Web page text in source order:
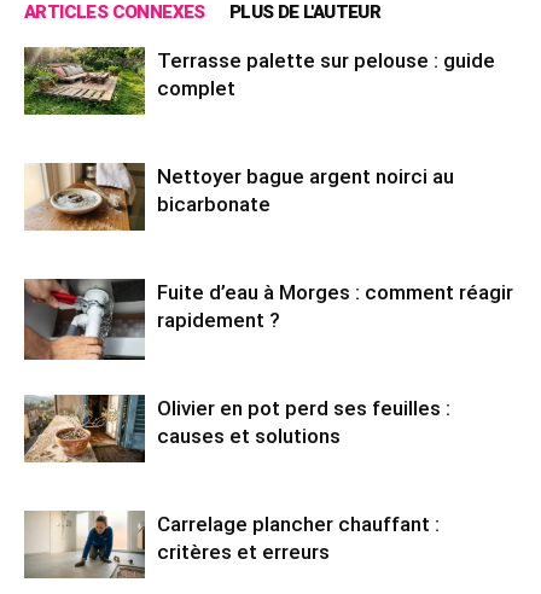
ARTICLES CONNEXES PLUS DE L'AUTEUR
Terrasse palette sur pelouse : guide
complet
Nettoyer bague argent noirci au
bicarbonate
Fuite d’eau à Morges : comment réagir
rapidement ?
Olivier en pot perd ses feuilles :
causes et solutions
Carrelage plancher chauffant :
critères et erreurs